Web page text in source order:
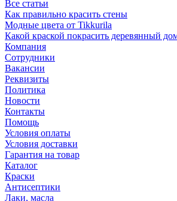
Все статьи
Как правильно красить стены
Модные цвета от Tikkurila
Какой краской покрасить деревянный
Компания
Сотрудники
Вакансии
Реквизиты
Политика
Новости
Контакты
Помощь
Условия оплаты
Условия доставки
Гарантия на товар
Каталог
Краски
Антисептики
Лаки, масла